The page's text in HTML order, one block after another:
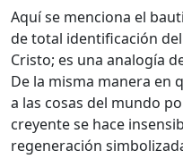
Aquí se menciona el
de total identificación
Cristo; es una analogía
De la misma manera en
a las cosas del mundo
creyente se hace
regeneración